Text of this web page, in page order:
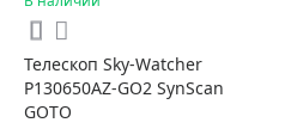
Телескоп Sky-Watcher
P130650AZ-GO2 SynScan
GOTO